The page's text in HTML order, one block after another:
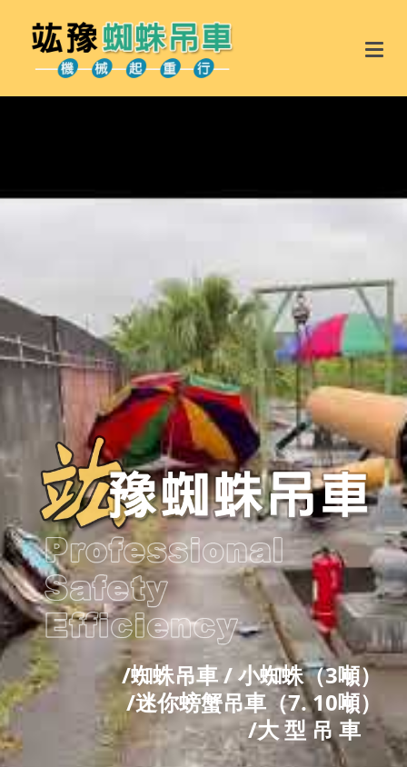
/蜘蛛吊車 / 小蜘蛛（3噸）
/迷你螃蟹吊車（7. 10噸）
/大 型 吊 車